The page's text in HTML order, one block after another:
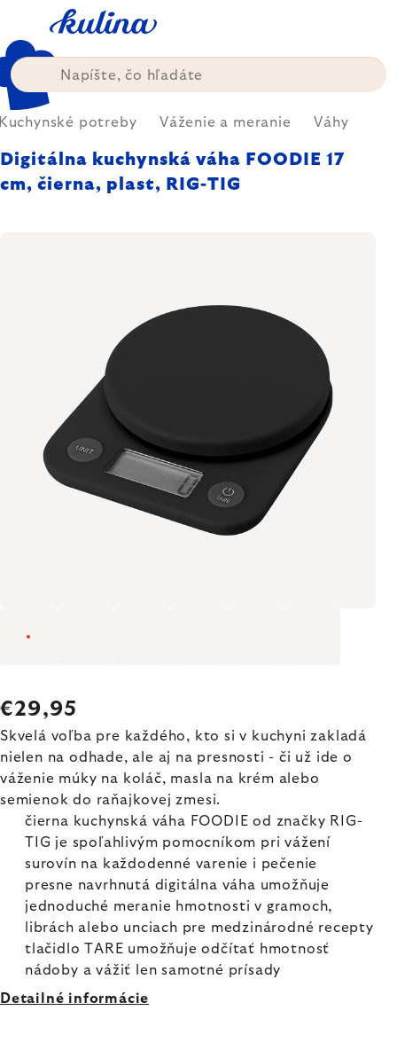
obsah
potreby Váženie a meranie Váhy
Digitálna kuchynská váha FOODIE 17
cm, čierna, plast, RIG-TIG
€29,95
Skvelá voľba pre každého, kto si v kuchyni zakladá
nielen na odhade, ale aj na presnosti - či už ide o
váženie múky na koláč, masla na krém alebo
semienok do raňajkovej zmesi.
čierna kuchynská váha FOODIE od značky RIG-
TIG je spoľahlivým pomocníkom pri vážení
surovín na každodenné varenie i pečenie
presne navrhnutá digitálna váha umožňuje
jednoduché meranie hmotnosti v gramoch,
librách alebo unciach pre medzinárodné recepty
tlačidlo TARE umožňuje odčítať hmotnosť
nádoby a vážiť len samotné prísady
Detailné informácie